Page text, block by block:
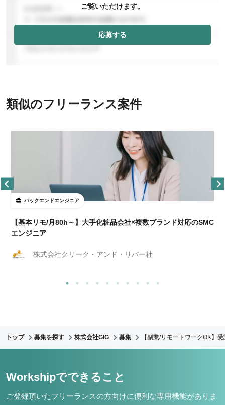
ご覧いただけます。
応募する
類似のフリーランス案件
バックエンドエンジニア
【基本リモ/月80h～】大手化粧品会社×複数ブランド対応のSMC
エンジニア
株式会社クリーク・アンド・リバー社
トップ 募集を探す 株式会社GIG 募集 【副業/リモートワークOK】
Workshipでできること
ご登録頂いたフリーランスの方向けに便利な専用機能がありま